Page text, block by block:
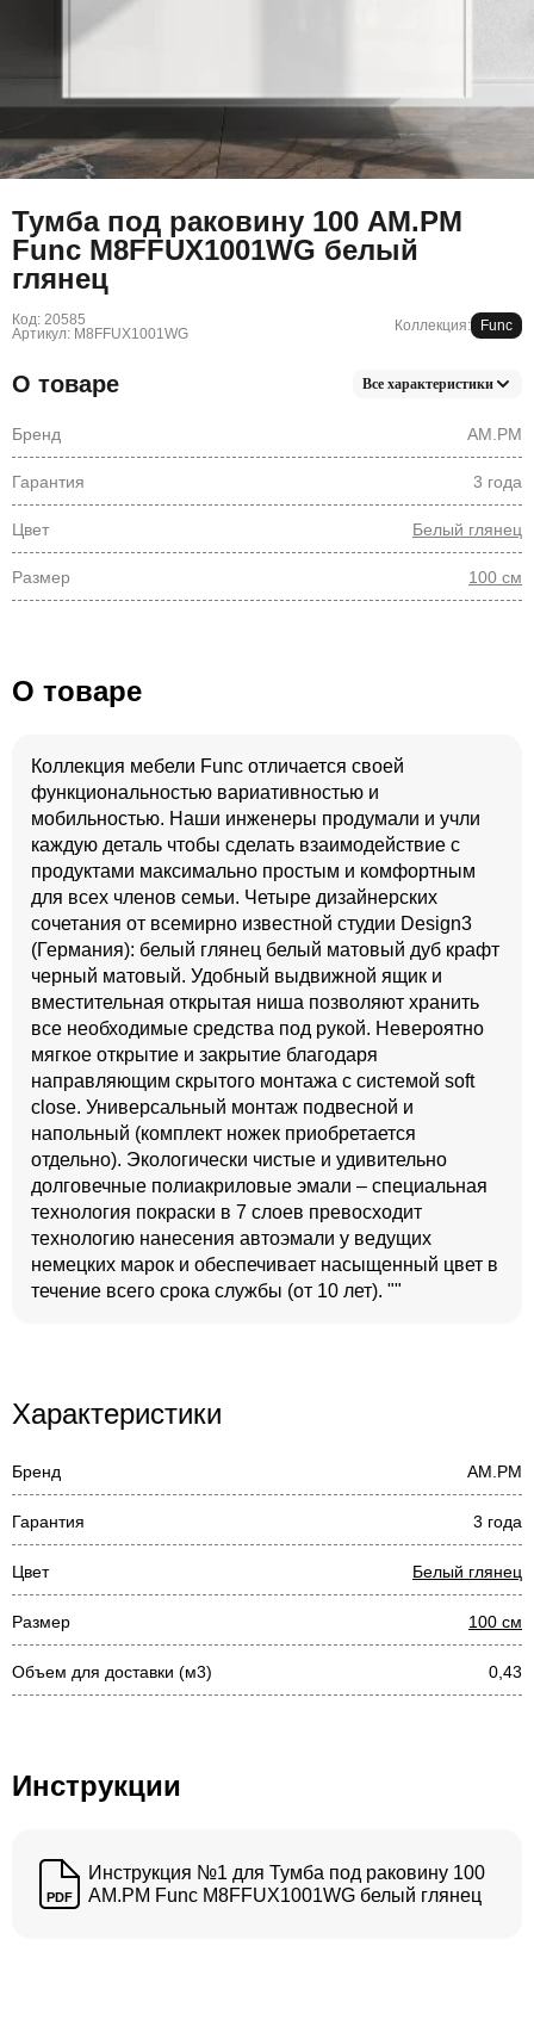
Тумба под раковину 100 AM.PM
Func M8FFUX1001WG белый
глянец
Код: 20585
Артикул: M8FFUX1001WG
Коллекция: Func
О товаре Все характеристики
Бренд AM.PM
Гарантия 3 года
Цвет Белый глянец
Размер 100 см
О товаре
Коллекция мебели Func отличается своей
функциональностью вариативностью и
мобильностью. Наши инженеры продумали и учли
каждую деталь чтобы сделать взаимодействие с
продуктами максимально простым и комфортным
для всех членов семьи. Четыре дизайнерских
сочетания от всемирно известной студии Design3
(Германия): белый глянец белый матовый дуб крафт
черный матовый. Удобный выдвижной ящик и
вместительная открытая ниша позволяют хранить
все необходимые средства под рукой. Невероятно
мягкое открытие и закрытие благодаря
направляющим скрытого монтажа с системой soft
close. Универсальный монтаж подвесной и
напольный (комплект ножек приобретается
отдельно). Экологически чистые и удивительно
долговечные полиакриловые эмали – специальная
технология покраски в 7 слоев превосходит
технологию нанесения автоэмали у ведущих
немецких марок и обеспечивает насыщенный цвет в
течение всего срока службы (от 10 лет). ""
Характеристики
Бренд AM.PM
Гарантия 3 года
Цвет Белый глянец
Размер 100 см
Объем для доставки (м3) 0,43
Инструкции
PDF
Инструкция №1 для Тумба под раковину 100
AM.PM Func M8FFUX1001WG белый глянец